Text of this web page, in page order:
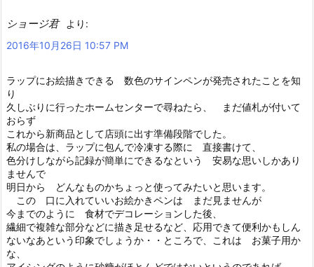
ショージ君
より:
2016年10月26日 10:57 PM
ラップにお絵描きできる 数色のサインペンが発売されたことを知
り
久しぶりに行ったホームセンターで尋ねたら、 まだ値札が付いて
おらず
これから新商品として店頭に出す準備段階でした。
私の場合は、ラップに包んで冷凍する際に 直接書けて、
色分けしながら記録が簡単にできるなという 安易な思いしかあり
ませんで
明日から どんなものかちょっと使ってみたいと思います。
この 口に入れていいお絵かきペンは まだ見ませんが
今までのように 食材でデコレーションした後、
繊細で複雑な部分などに描き足せるなど、応用できて便利かもしん
ないなあという印象でしょうか・・ところで、これは お菓子用か
な、